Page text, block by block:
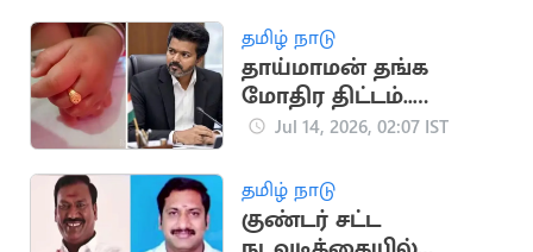
தமிழ் நாடு
தாய்மாமன் தங்க
மோதிர திட்டம்..
ஒப்பந்த அறிவிப்பு
Jul 14, 2026, 02:07 IST
தமிழ் நாடு
குண்டர் சட்ட